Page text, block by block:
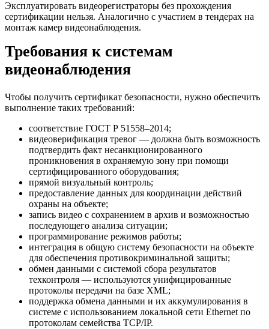
Эксплуатировать видеорегистраторы без прохождения
сертификации нельзя. Аналогично с участием в тендерах на
монтаж камер видеонаблюдения.
Требования к системам
видеонаблюдения
Чтобы получить сертификат безопасности, нужно обеспечить
выполнение таких требований:
соответствие ГОСТ Р 51558–2014;
видеоверификация тревог — должна быть возможность
подтвердить факт несанкционированного
проникновения в охраняемую зону при помощи
сертифицированного оборудования;
прямой визуальный контроль;
предоставление данных для координации действий
охраны на объекте;
запись видео с сохранением в архив и возможностью
последующего анализа ситуации;
программирование режимов работы;
интеграция в общую систему безопасности на объекте
для обеспечения противокриминальной защиты;
обмен данными с системой сбора результатов
техконтроля — используются унифицированные
протоколы передачи на базе XML;
поддержка обмена данными и их аккумулирования в
системе с использованием локальной сети Ethernet по
протоколам семейства TCP/IP.